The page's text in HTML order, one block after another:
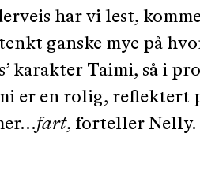
har vi lest,
ganske mye på
karakter Taimi, så i
er en rolig, reflektert
fart, forteller Nelly.